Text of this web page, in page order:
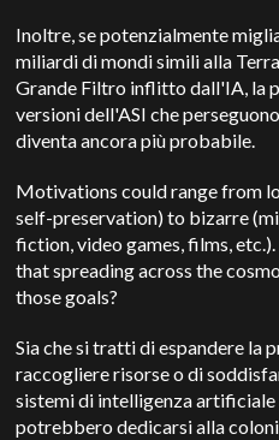
Inoltre, se potenzialmente
miliardi di mondi simili alla
Grande Filtro inflitto dall'IA, la
versioni dell'ASI che
diventa ancora più probabile.
Motivations could range from
self-preservation) to bizarre
fiction, video games, films,
that spreading across the
those goals?
Sia che si tratti di espandere la
raccogliere risorse o di
sistemi di intelligenza
potrebbero dedicarsi alla